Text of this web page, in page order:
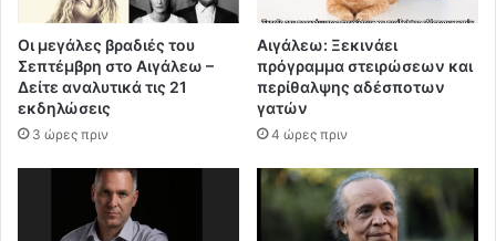
Οι μεγάλες βραδιές του
Σεπτέμβρη στο Αιγάλεω –
Δείτε αναλυτικά τις 21
εκδηλώσεις
3 ώρες πριν
Αιγάλεω: Ξεκινάει
πρόγραμμα στειρώσεων και
περίθαλψης αδέσποτων
γατών
4 ώρες πριν